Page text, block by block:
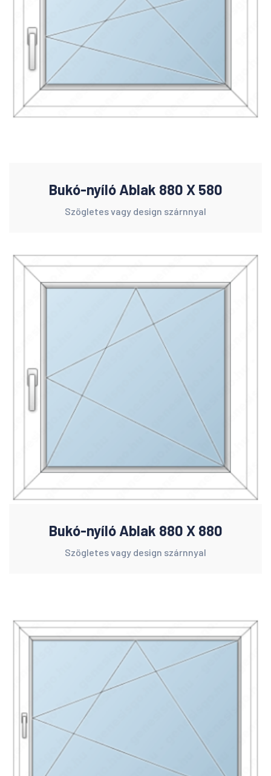
Bukó-nyíló Ablak 880 X 580
Szögletes vagy design szárnnyal
Bukó-nyíló Ablak 880 X 880
Szögletes vagy design szárnnyal